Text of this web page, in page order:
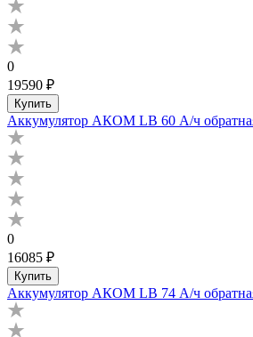
0
19590 ₽
Купить
Аккумулятор АКОМ LB 60 А/ч
0
16085 ₽
Купить
Аккумулятор АКОМ LB 74 А/ч